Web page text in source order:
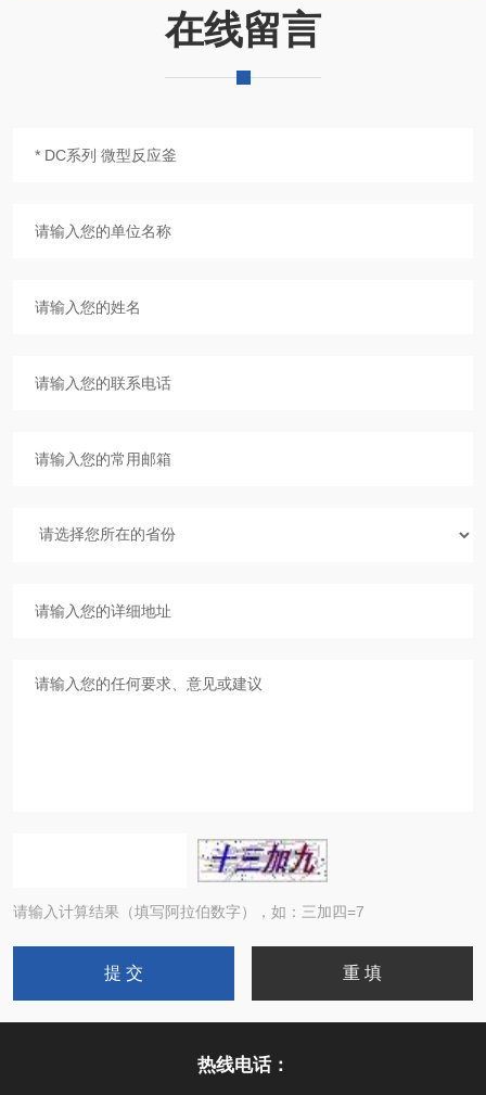
在线留言
请输入计算结果（填写阿拉伯数字），如：三加四=7
热线电话：